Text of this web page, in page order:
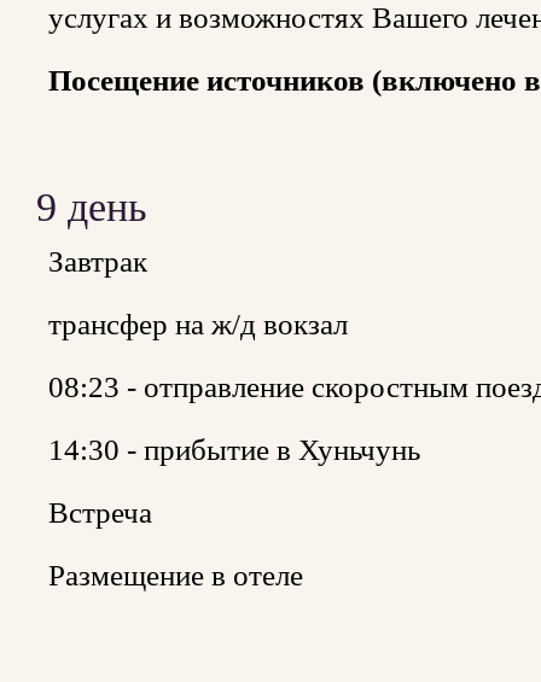
услугах и возможностях Вашего
Посещение источников (включено
9 день
Завтрак
трансфер на ж/д вокзал
08:23 - отправление скоростным
14:30 - прибытие в Хуньчунь
Встреча
Размещение в отеле